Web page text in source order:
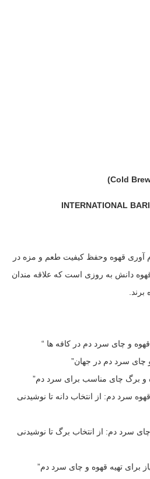
INTERNATIONAL
آوری قهوه وحفظ کیفیت طعم و مزه در
قهوه دانش به روزی است که علاقه مندان
برند.
و چای سرد دم در کافه ها “
چای سرد دم در جهان”
و برگ چای مناسب برای سرد دم”
سرد دم: از انتخاب دانه تا نوشیدنی
سرد دم: از انتخاب برگ تا نوشیدنی
برای تهیه قهوه و چای سرد دم”